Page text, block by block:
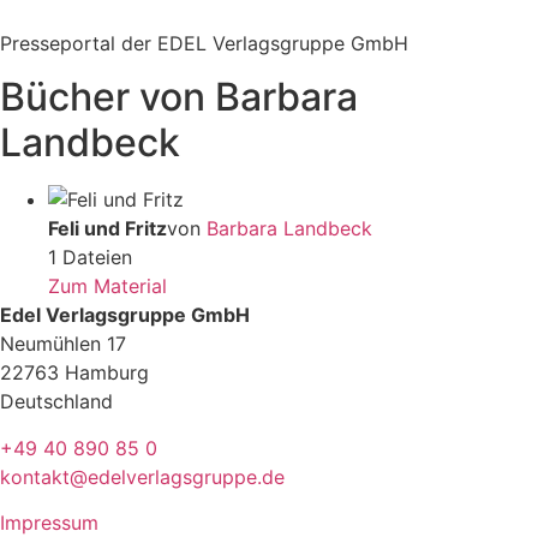
Inhalt
Presseportal der EDEL Verlagsgruppe GmbH
Bücher von Barbara
Landbeck
Feli und Fritzvon Barbara Landbeck
1 Dateien
Zum Material
Edel Verlagsgruppe GmbH
Neumühlen 17
22763 Hamburg
Deutschland
+49 40 890 85 0
kontakt@edelverlagsgruppe.de
Impressum